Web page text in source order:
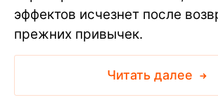
эффектов исчезнет после
прежних привычек.
Читать далее